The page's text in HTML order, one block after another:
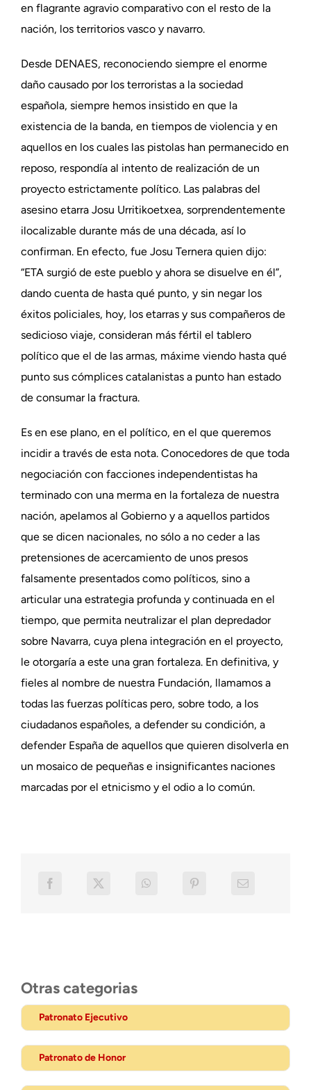
en flagrante agravio comparativo con el resto de la
nación, los territorios vasco y navarro.
Desde DENAES, reconociendo siempre el enorme
daño causado por los terroristas a la sociedad
española, siempre hemos insistido en que la
existencia de la banda, en tiempos de violencia y en
aquellos en los cuales las pistolas han permanecido en
reposo, respondía al intento de realización de un
proyecto estrictamente político. Las palabras del
asesino etarra Josu Urritikoetxea, sorprendentemente
ilocalizable durante más de una década, así lo
confirman. En efecto, fue Josu Ternera quien dijo:
“ETA surgió de este pueblo y ahora se disuelve en él”,
dando cuenta de hasta qué punto, y sin negar los
éxitos policiales, hoy, los etarras y sus compañeros de
sedicioso viaje, consideran más fértil el tablero
político que el de las armas, máxime viendo hasta qué
punto sus cómplices catalanistas a punto han estado
de consumar la fractura.
Es en ese plano, en el político, en el que queremos
incidir a través de esta nota. Conocedores de que toda
negociación con facciones independentistas ha
terminado con una merma en la fortaleza de nuestra
nación, apelamos al Gobierno y a aquellos partidos
que se dicen nacionales, no sólo a no ceder a las
pretensiones de acercamiento de unos presos
falsamente presentados como políticos, sino a
articular una estrategia profunda y continuada en el
tiempo, que permita neutralizar el plan depredador
sobre Navarra, cuya plena integración en el proyecto,
le otorgaría a este una gran fortaleza. En definitiva, y
fieles al nombre de nuestra Fundación, llamamos a
todas las fuerzas políticas pero, sobre todo, a los
ciudadanos españoles, a defender su condición, a
defender España de aquellos que quieren disolverla en
un mosaico de pequeñas e insignificantes naciones
marcadas por el etnicismo y el odio a lo común.
Otras categorias
Patronato Ejecutivo
Patronato de Honor